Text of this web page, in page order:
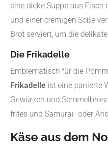
eine dicke Suppe aus Fisch
und einer cremigen Soße
Brot serviert, um die
Die Frikadelle
Emblematisch für die
Frikadelle ist eine panierte
Gewürzen und
frites und Samurai- oder
Käse aus dem